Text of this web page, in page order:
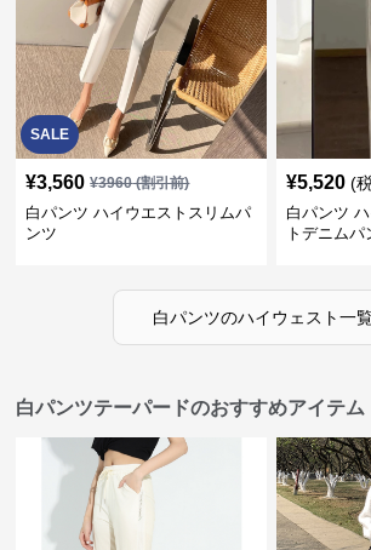
SALE
¥3,560 ¥3960(割引前)
白パンツ ハイウエストスリムパ
ンツ
¥5,520 (
白パンツ
トデニムパ
白パンツのハイウェスト一
白パンツテーパードのおすすめアイテム